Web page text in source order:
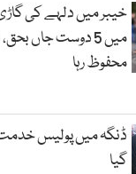
خیبر میں دلہے کی
میں 5 دوست جاں
محفوظ رہا
ڈنگہ میں پولیس خدمت
گیا